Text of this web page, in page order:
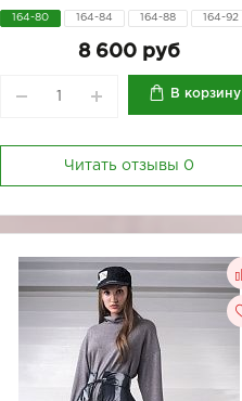
164-80 164-84 164-88 164-92
8 600 руб
В корзину
Читать отзывы 0